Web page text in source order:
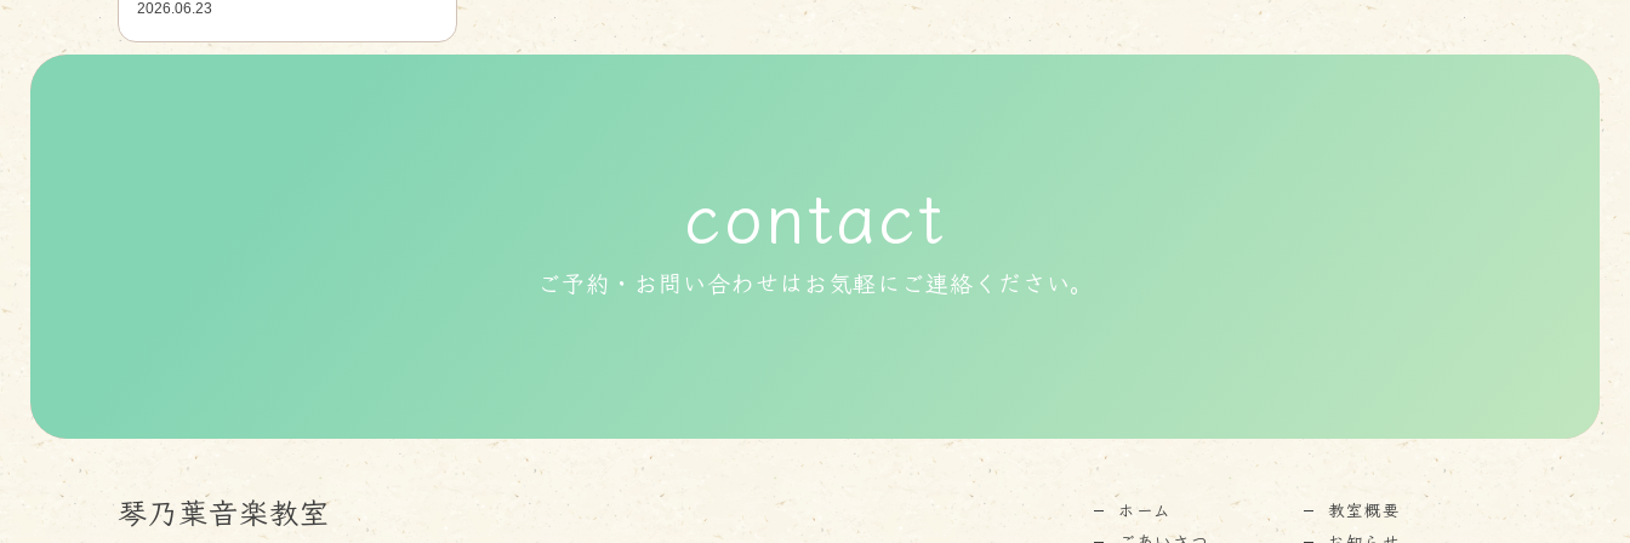
2026.06.23
contact
ご予約・お問い合わせはお気軽にご連絡ください。
琴乃葉音楽教室
ホーム
教室概要